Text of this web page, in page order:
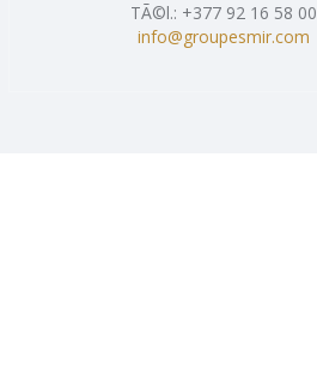
TÃ©l.: +377 92 16 58 00
info@groupesmir.com